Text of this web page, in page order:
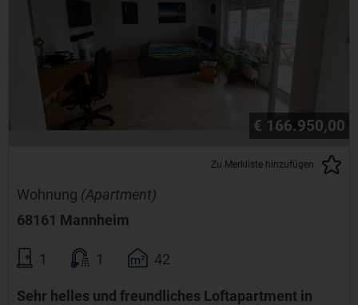
€ 166.950,00
Zu Merkliste hinzufügen
Wohnung (Apartment)
68161 Mannheim
1 1 42
Sehr helles und freundliches Loftapartment in